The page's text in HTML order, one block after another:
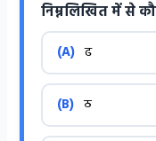
निम्नलिखित में से
(A) ढ
(B) ठ